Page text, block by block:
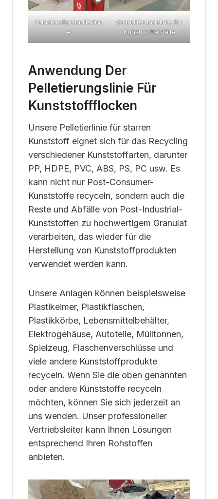
Kunststoffgranulierlini
e
Granulierungslinie für
Kunststoffabfälle
Anwendung Der
Pelletierungslinie Für
Kunststoffflocken
Unsere Pelletierlinie für starren
Kunststoff eignet sich für das Recycling
verschiedener Kunststoffarten, darunter
PP, HDPE, PVC, ABS, PS, PC usw. Es
kann nicht nur Post-Consumer-
Kunststoffe recyceln, sondern auch die
Reste und Abfälle von Post-Industrial-
Kunststoffen zu hochwertigem Granulat
verarbeiten, das wieder für die
Herstellung von Kunststoffprodukten
verwendet werden kann.
Unsere Anlagen können beispielsweise
Plastikeimer, Plastikflaschen,
Plastikkörbe, Lebensmittelbehälter,
Elektrogehäuse, Autoteile, Mülltonnen,
Spielzeug, Flaschenverschlüsse und
viele andere Kunststoffprodukte
recyceln. Wenn Sie die oben genannten
oder andere Kunststoffe recyceln
möchten, können Sie sich jederzeit an
uns wenden. Unser professioneller
Vertriebsleiter kann Ihnen Lösungen
entsprechend Ihren Rohstoffen
anbieten.